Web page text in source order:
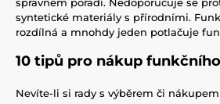
syntetické materiály s přírodními.
rozdílná a mnohdy jeden potlačuje
10 tipů pro nákup
Nevíte-li si rady s výběrem či